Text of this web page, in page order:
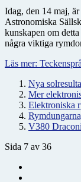
Idag, den 14 maj,
Astronomiska
kunskapen om
några viktiga
Läs mer:
Nya
Mer
Elektroniska
V380
Sida 7 av 36